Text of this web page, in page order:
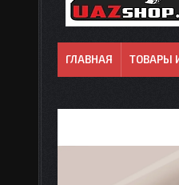
ГЛАВНАЯ ТОВАРЫ